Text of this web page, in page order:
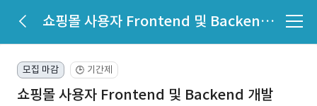
쇼핑몰 사용자 Frontend 및 Backend 개발(SM)
모집 마감 🕒 기간제
쇼핑몰 사용자 Frontend 및 Backend 개발